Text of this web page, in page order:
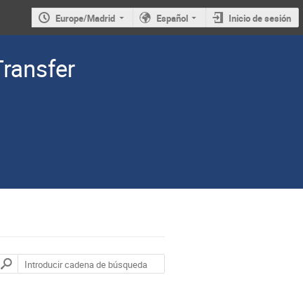
Europe/Madrid Español Inicio de sesión